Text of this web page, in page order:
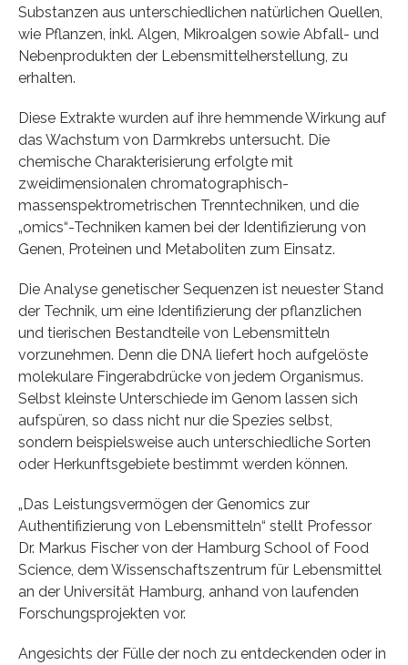
Substanzen aus unterschiedlichen natürlichen Quellen,
wie Pflanzen, inkl. Algen, Mikroalgen sowie Abfall- und
Nebenprodukten der Lebensmittelherstellung, zu
erhalten.
Diese Extrakte wurden auf ihre hemmende Wirkung auf
das Wachstum von Darmkrebs untersucht. Die
chemische Charakterisierung erfolgte mit
zweidimensionalen chromatographisch-
massenspektrometrischen Trenntechniken, und die
„omics“-Techniken kamen bei der Identifizierung von
Genen, Proteinen und Metaboliten zum Einsatz.
Die Analyse genetischer Sequenzen ist neuester Stand
der Technik, um eine Identifizierung der pflanzlichen
und tierischen Bestandteile von Lebensmitteln
vorzunehmen. Denn die DNA liefert hoch aufgelöste
molekulare Fingerabdrücke von jedem Organismus.
Selbst kleinste Unterschiede im Genom lassen sich
aufspüren, so dass nicht nur die Spezies selbst,
sondern beispielsweise auch unterschiedliche Sorten
oder Herkunftsgebiete bestimmt werden können.
„Das Leistungsvermögen der Genomics zur
Authentifizierung von Lebensmitteln“ stellt Professor
Dr. Markus Fischer von der Hamburg School of Food
Science, dem Wissenschaftszentrum für Lebensmittel
an der Universität Hamburg, anhand von laufenden
Forschungsprojekten vor.
Angesichts der Fülle der noch zu entdeckenden oder in